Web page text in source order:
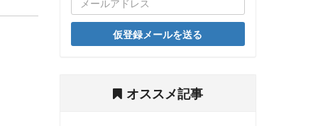
仮登録メールを送る
オススメ記事